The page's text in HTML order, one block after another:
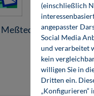
Meßtechnik
(einschließlich
angepasster
Social Media
und verarbeitet
kein
willigen Sie in
Dritten ein.
„Konfigurieren“